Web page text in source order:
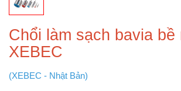
Chổi làm sạch bavia bề
XEBEC
(XEBEC - Nhật Bản)